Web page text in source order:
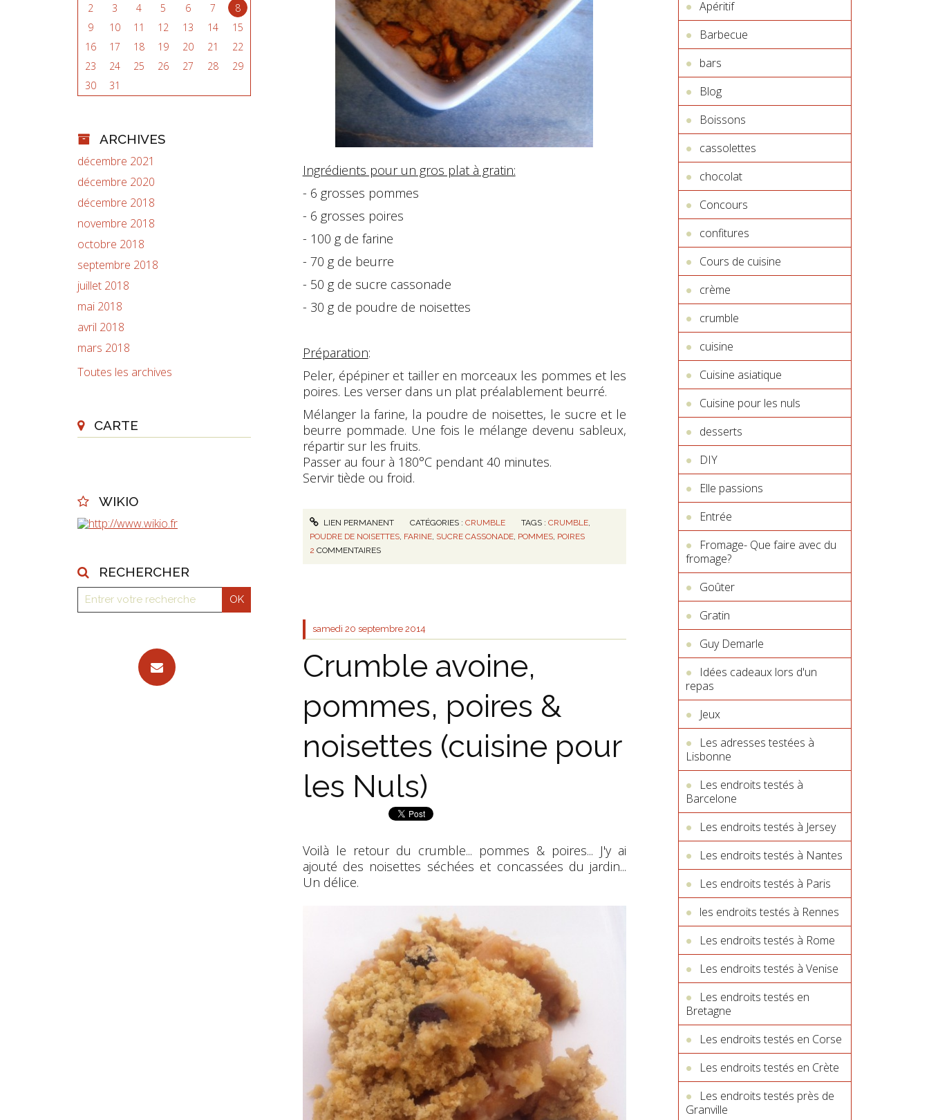
2
3 4 5 6 7
8
9
10 11 12 13 14
15
16
17 18 19 20 21
22
23
24 25 26 27 28
29
30
31
ARCHIVES
décembre 2021
décembre 2020
décembre 2018
novembre 2018
octobre 2018
septembre 2018
juillet 2018
mai 2018
avril 2018
mars 2018
Toutes les archives
CARTE
WIKIO
RECHERCHER
Ingrédients pour un gros plat à gratin:
- 6 grosses pommes
- 6 grosses poires
- 100 g de farine
- 70 g de beurre
- 50 g de sucre cassonade
- 30 g de poudre de noisettes
Préparation:
Peler, épépiner et tailler en morceaux les pommes et les
poires. Les verser dans un plat préalablement beurré.
Mélanger la farine, la poudre de noisettes, le sucre et le
beurre pommade. Une fois le mélange devenu sableux,
répartir sur les fruits.
Passer au four à 180°C pendant 40 minutes.
Servir tiède ou froid.
LIEN PERMANENT CATÉGORIES :CRUMBLE TAGS :CRUMBLE
POUDRE DE NOISETTES, FARINE, SUCRE CASSONADE, POMMES, POIRES
2 COMMENTAIRES
samedi 20 septembre 2014
Crumble avoine,
pommes, poires &
noisettes (cuisine pour
les Nuls)
Voilà le retour du crumble... pommes & poires... J'y ai
ajouté des noisettes séchées et concassées du jardin...
Un délice.
Apéritif
Barbecue
bars
Blog
Boissons
cassolettes
chocolat
Concours
confitures
Cours de cuisine
crème
crumble
cuisine
Cuisine asiatique
Cuisine pour les nuls
desserts
DIY
Elle passions
Entrée
Fromage- Que faire avec du
fromage?
Goûter
Gratin
Guy Demarle
Idées cadeaux lors d'un
repas
Jeux
Les adresses testées à
Lisbonne
Les endroits testés à
Barcelone
Les endroits testés à Jersey
Les endroits testés à Nantes
Les endroits testés à Paris
les endroits testés à Rennes
Les endroits testés à Rome
Les endroits testés à Venise
Les endroits testés en
Bretagne
Les endroits testés en Corse
Les endroits testés en Crète
Les endroits testés près de
Granville